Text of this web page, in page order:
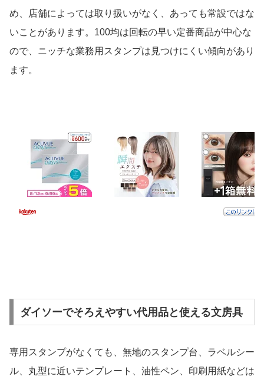
め、店舗によっては取り扱いがなく、あっても常設ではな
いことがあります。100均は回転の早い定番商品が中心な
ので、ニッチな業務用スタンプは見つけにくい傾向があり
ます。
ダイソーでそろえやすい代用品と使える文房具
専用スタンプがなくても、無地のスタンプ台、ラベルシー
ル、丸型に近いテンプレート、油性ペン、印刷用紙などは